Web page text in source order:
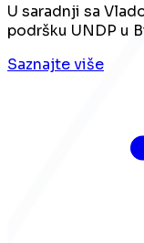
U saradnji sa
podršku UNDP u
Saznajte više